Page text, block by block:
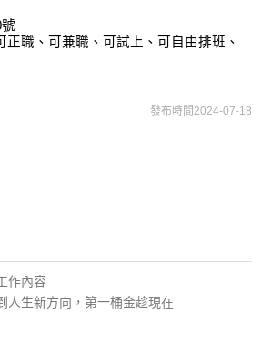
正職、可兼職、可試上、可自由排班、
發布時間2024-07-18
作內容
人生新方向，第一桶金趁現在